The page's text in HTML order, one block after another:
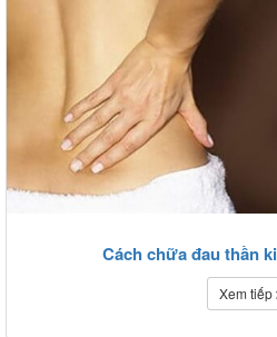
Cách chữa đau thần
Xem tiếp